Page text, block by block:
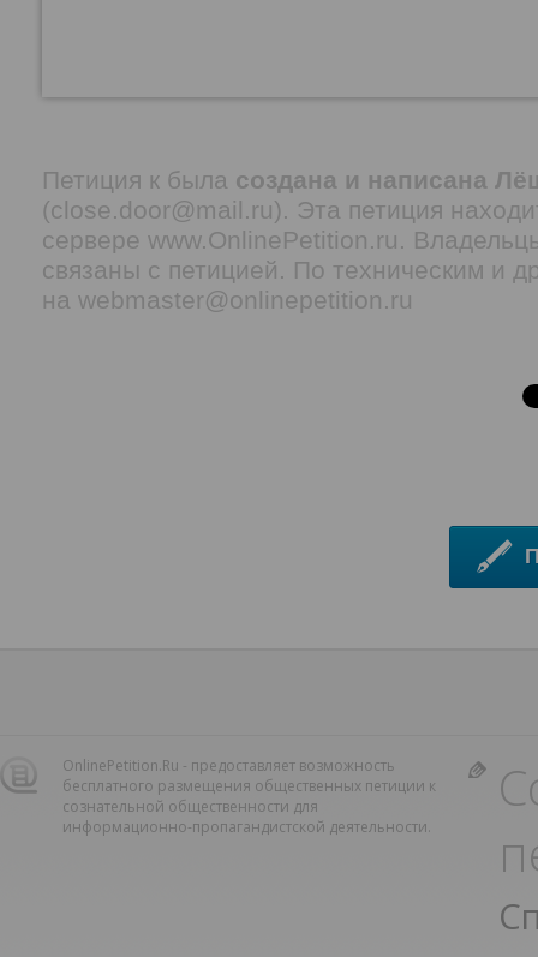
Петиция к была создана и написана
(close.door@mail.ru). Эта петиция
сервере www.OnlinePetition.ru.
связаны с петицией. По техническим и
на webmaster@onlinepetition.ru
OnlinePetition.Ru - предоставляет возможность
бесплатного размещения общественных петиции к
сознательной общественности для
информационно-пропагандистской деятельности.